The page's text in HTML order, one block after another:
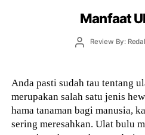
Manfaat
PostReview By:
Anda pasti sudah tau tentang
merupakan salah satu jenis
hama tanaman bagi manusia,
sering meresahkan. Ulat bulu